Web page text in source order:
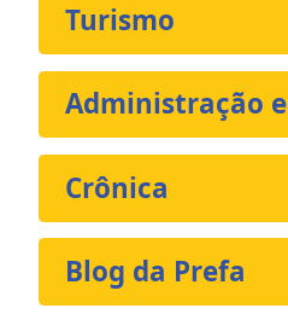
Turismo
Administração
Crônica
Blog da Prefa